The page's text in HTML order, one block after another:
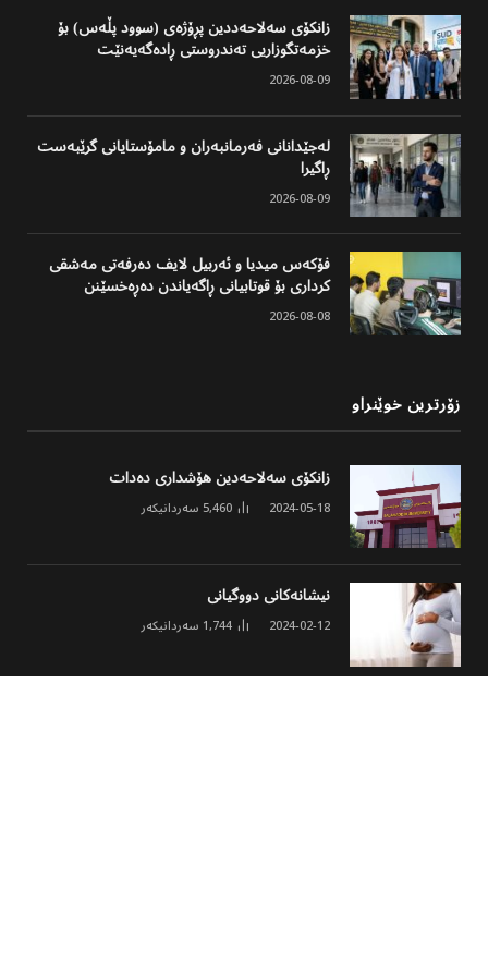
زانکۆی سەلاحەددین پڕۆژەی (سوود پڵەس) بۆ
خزمەتگوزاریی تەندروستی ڕادەگەیەنێت
2026-08-09
لەجێدانانی فەرمانبەران و مامۆستایانی گرێبەست
ڕاگیرا
2026-08-09
فۆکەس میدیا و ئەربیل لایف دەرفەتی مەشقی
کرداری بۆ قوتابیانی ڕاگەیاندن دەڕەخسێنن
2026-08-08
زۆرترین خوێنراو
زانکۆی سەلاحەدین هۆشداری دەدات
2024-05-18
5,460 سەردانیکەر
نیشانەکانی دووگیانی
2024-02-12
1,744 سەردانیکەر